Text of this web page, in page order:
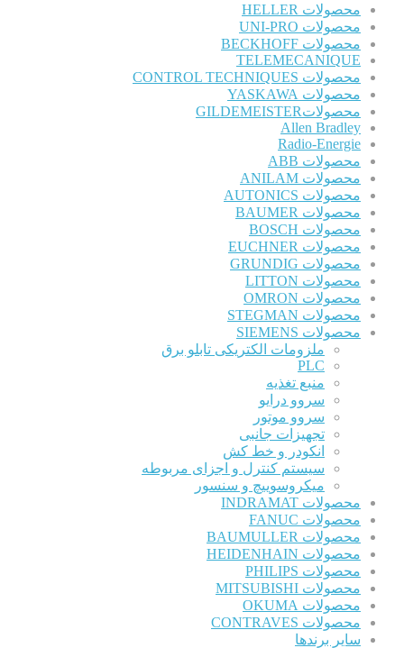
محصولات HELLER
محصولات UNI-PRO
محصولات BECKHOFF
TELEMECANIQUE
محصولات CONTROL TECHNIQUES
محصولات YASKAWA
محصولاتGILDEMEISTER
Allen Bradley
Radio-Energie
محصولات ABB
محصولات ANILAM
محصولات AUTONICS
محصولات BAUMER
محصولات BOSCH
محصولات EUCHNER
محصولات GRUNDIG
محصولات LITTON
محصولات OMRON
محصولات STEGMAN
محصولات SIEMENS
ملزومات الکتریکی تابلو برق
PLC
منبع تغذیه
سروو درایو
سروو موتور
تجهیزات جانبی
انکودر و خط کش
سیستم کنترل و اجزای مربوطه
میکروسوییچ و سنسور
محصولات INDRAMAT
محصولات FANUC
محصولات BAUMULLER
محصولات HEIDENHAIN
محصولات PHILIPS
محصولات MITSUBISHI
محصولات OKUMA
محصولات CONTRAVES
سایر برندها